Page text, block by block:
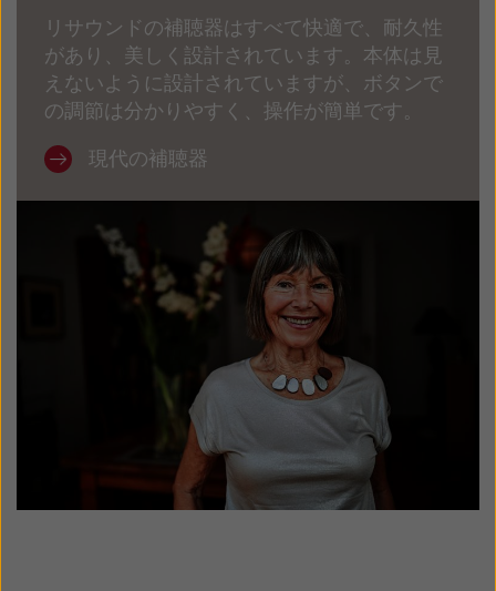
リサウンドの補聴器はすべて快適で、耐久性
があり、美しく設計されています。本体は見
えないように設計されていますが、ボタンで
の調節は分かりやすく、操作が簡単です。
現代の補聴器